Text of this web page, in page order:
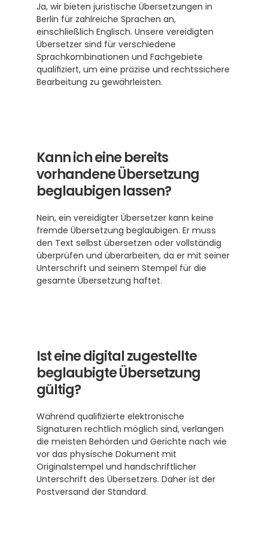
Ja, wir bieten juristische Übersetzungen in
Berlin für zahlreiche Sprachen an,
einschließlich Englisch. Unsere vereidigten
Übersetzer sind für verschiedene
Sprachkombinationen und Fachgebiete
qualifiziert, um eine präzise und rechtssichere
Bearbeitung zu gewährleisten.
Kann ich eine bereits
vorhandene Übersetzung
beglaubigen lassen?
Nein, ein vereidigter Übersetzer kann keine
fremde Übersetzung beglaubigen. Er muss
den Text selbst übersetzen oder vollständig
überprüfen und überarbeiten, da er mit seiner
Unterschrift und seinem Stempel für die
gesamte Übersetzung haftet.
Ist eine digital zugestellte
beglaubigte Übersetzung
gültig?
Während qualifizierte elektronische
Signaturen rechtlich möglich sind, verlangen
die meisten Behörden und Gerichte nach wie
vor das physische Dokument mit
Originalstempel und handschriftlicher
Unterschrift des Übersetzers. Daher ist der
Postversand der Standard.